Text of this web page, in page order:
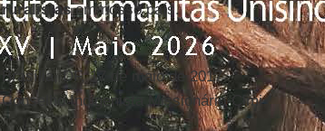
ruralistasem nosso país.
Brasília, DF, 17 de maio de 2017
Conselho Indigenista Missionário-Cimi